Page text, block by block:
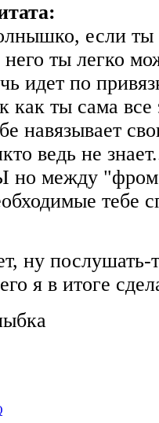
если ты
него ты легко
идет по
как ты сама
навязывает
ведь не
но между
тебе
ну
я в итоге